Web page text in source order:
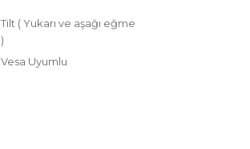
Tilt ( Yukarı ve aşağı eğme
)
Vesa Uyumlu